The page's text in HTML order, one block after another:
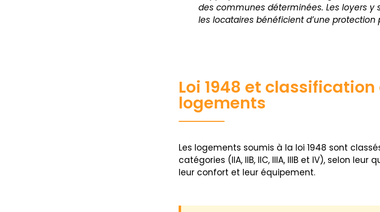
des communes déterminées. Les loyers y
les locataires bénéficient d’une protection
Loi 1948 et classification
logements
Les logements soumis à la loi 1948 sont
catégories (IIA, IIB, IIC, IIIA, IIIB et IV), selon
leur confort et leur équipement.